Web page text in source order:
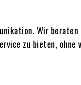
Wir
zu bieten,